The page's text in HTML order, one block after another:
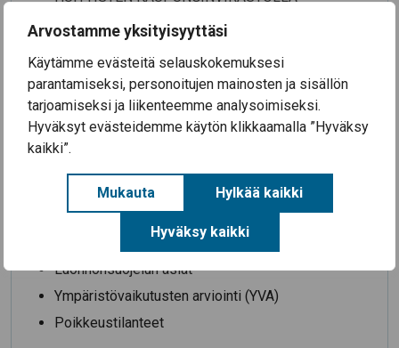
Arvostamme yksityisyyttäsi
Käytämme evästeitä selauskokemuksesi
parantamiseksi, personoitujen mainosten ja sisällön
tarjoamiseksi ja liikenteemme analysoimiseksi.
Hyväksyt evästeidemme käytön klikkaamalla ”Hyväksy
kaikki”.
Mukauta Hylkää kaikki
Hyväksy kaikki
Ympäristöluvat ja rekisteröinti, laitosvalvonta
(teollisuus, energiantuotanto)
Vesitalousasiat, mm. ojitusasiat ja
vesirakentamisen neuvonta
Meluilmoitukset ja ulkomeluasiat (sisämeluasiat:
Ympäristönsuojeluviranomaisen lausunnot
Ilmoitukset koeluonteisesta toiminnasta
Ympäristötutkimukset ja – projektit
Luonnonsuojelun asiat
Ympäristövaikutusten arviointi (YVA)
Poikkeustilanteet